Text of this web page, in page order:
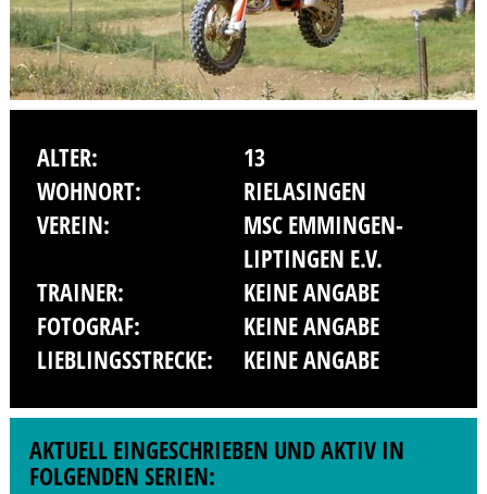
ALTER:
13
WOHNORT:
RIELASINGEN
VEREIN:
MSC EMMINGEN-
LIPTINGEN E.V.
TRAINER:
KEINE ANGABE
FOTOGRAF:
KEINE ANGABE
LIEBLINGSSTRECKE:
KEINE ANGABE
AKTUELL EINGESCHRIEBEN UND AKTIV IN
FOLGENDEN SERIEN: